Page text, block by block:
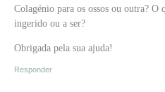
Colagénio para os ossos ou outra? O
ingerido ou a ser?
Obrigada pela sua ajuda!
Responder